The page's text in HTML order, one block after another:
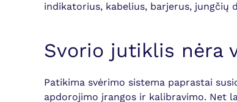
indikatorius, kabelius, barjerus, jungčių
Svorio jutiklis nėra
Patikima svėrimo sistema paprastai
apdorojimo įrangos ir kalibravimo. Net